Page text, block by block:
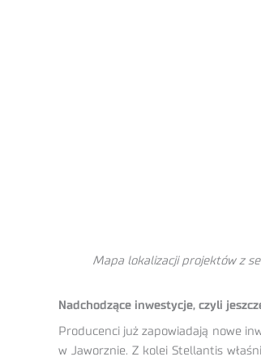
Mapa lokalizacji projektów z
Nadchodzące inwestycje, czyli
Producenci już zapowiadają nowe
w Jaworznie. Z kolei Stellantis